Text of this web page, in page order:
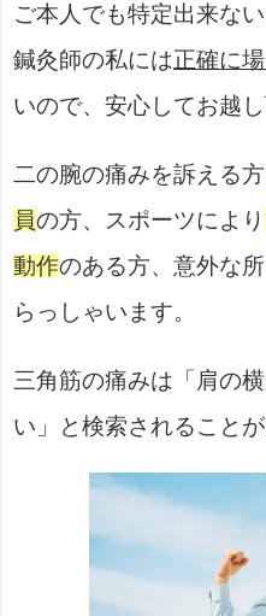
ご本人でも特定出来な
鍼灸師の私には正確に
いので、安心してお越し
二の腕の痛みを訴える
員の方、スポーツにより
動作のある方、意外な
らっしゃいます。
三角筋の痛みは「肩の
い」と検索されることが